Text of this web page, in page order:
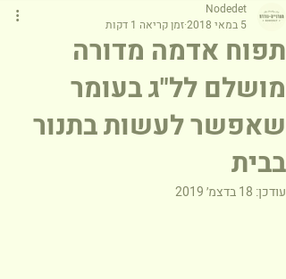
תפוח אדמה מדורה
מושלם לל"ג בעומר
שאפשר לעשות בתנור
בבית
Nodedet
5 במאי 2018
זמן קריאה 1 דקות
עודכן: 18 בדצמ׳ 2019